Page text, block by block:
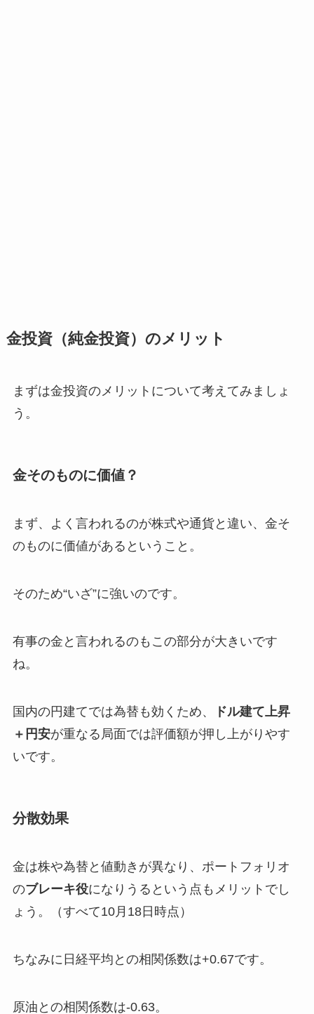
金投資（純金投資）のメリット
まずは金投資のメリットについて考えてみましょ
う。
金そのものに価値？
まず、よく言われるのが株式や通貨と違い、金そ
のものに価値があるということ。
そのため“いざ”に強いのです。
有事の金と言われるのもこの部分が大きいです
ね。
国内の円建てでは為替も効くため、
ドル建て上昇
＋円安が重なる局面では評価額が押し上がりやす
いです。
分散効果
金は株や為替と値動きが異なり、ポートフォリオ
のブレーキ役になりうるという点もメリットでし
ょう。（すべて10月18日時点）
ちなみに日経平均との相関係数は+0.67です。
原油との相関係数は-0.63。